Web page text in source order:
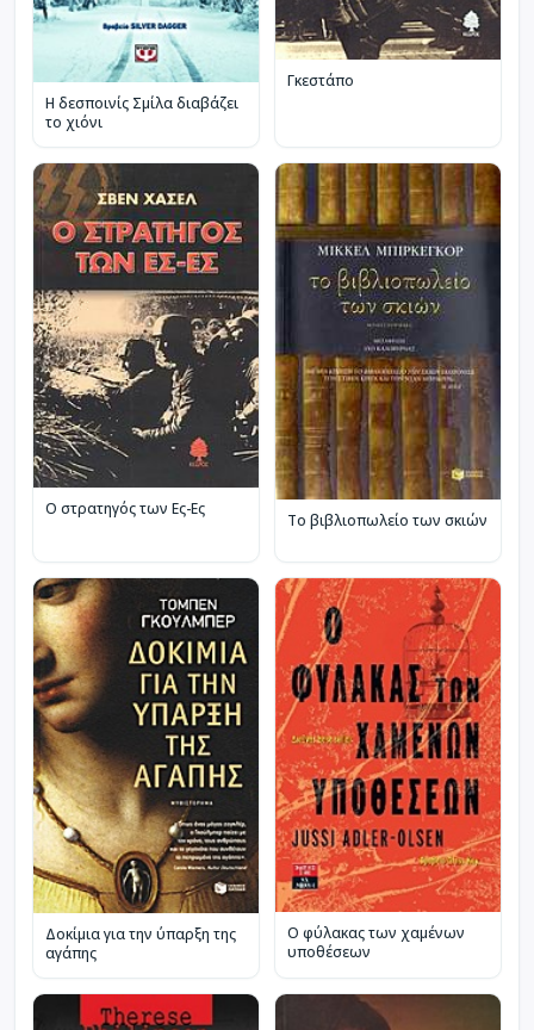
Η δεσποινίς Σμίλα διαβάζει
το χιόνι
Γκεστάπο
Ο στρατηγός των Ες-Ες
Το βιβλιοπωλείο των σκιών
Δοκίμια για την ύπαρξη της
αγάπης
Ο φύλακας των χαμένων
υποθέσεων